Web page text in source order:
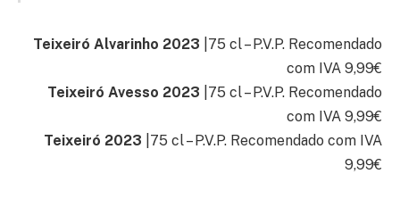
Teixeiró Alvarinho 2023 |75 cl – P.V.P. Recomendado
com IVA 9,99€
Teixeiró Avesso 2023 |75 cl – P.V.P. Recomendado
com IVA 9,99€
Teixeiró 2023 |75 cl – P.V.P. Recomendado com IVA
9,99€